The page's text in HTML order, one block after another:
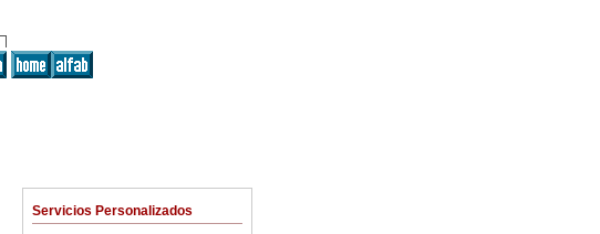
Servicios Personalizados